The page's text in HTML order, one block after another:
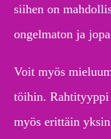
siihen on
ongelmaton ja
Voit myös
töihin.
myös erittäin